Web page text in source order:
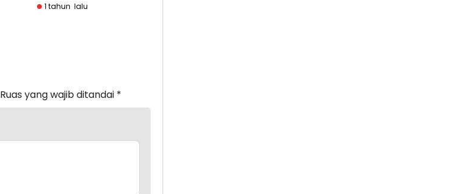
1 tahun lalu
Ruas yang wajib ditandai *